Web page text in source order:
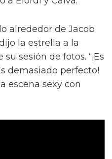
alrededor de Jacob
la estrella a la
sesión de fotos. “¡Es
demasiado perfecto!
escena sexy con